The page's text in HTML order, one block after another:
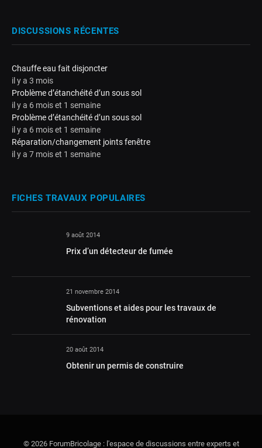
DISCUSSIONS RÉCENTES
Chauffe eau fait disjoncter
il y a 3 mois
Problème d’étanchéité d’un sous sol
il y a 6 mois et 1 semaine
Problème d’étanchéité d’un sous sol
il y a 6 mois et 1 semaine
Réparation/changement joints fenêtre
il y a 7 mois et 1 semaine
FICHES TRAVAUX POPULAIRES
9 août 2014
Prix d’un détecteur de fumée
21 novembre 2014
Subventions et aides pour les travaux de
rénovation
20 août 2014
Obtenir un permis de construire
© 2026 ForumBricolage : l'espace de discussions entre experts et